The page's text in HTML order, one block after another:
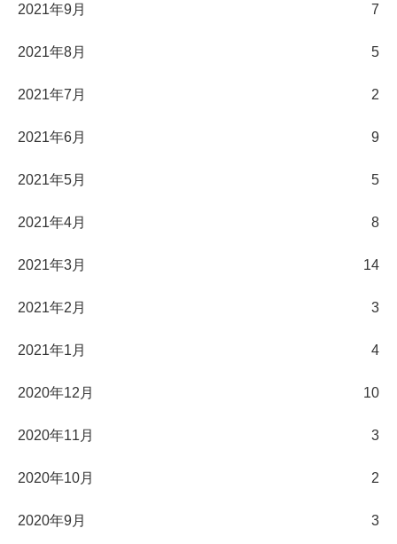
2021年9月 7
2021年8月 5
2021年7月 2
2021年6月 9
2021年5月 5
2021年4月 8
2021年3月 14
2021年2月 3
2021年1月 4
2020年12月 10
2020年11月 3
2020年10月 2
2020年9月 3